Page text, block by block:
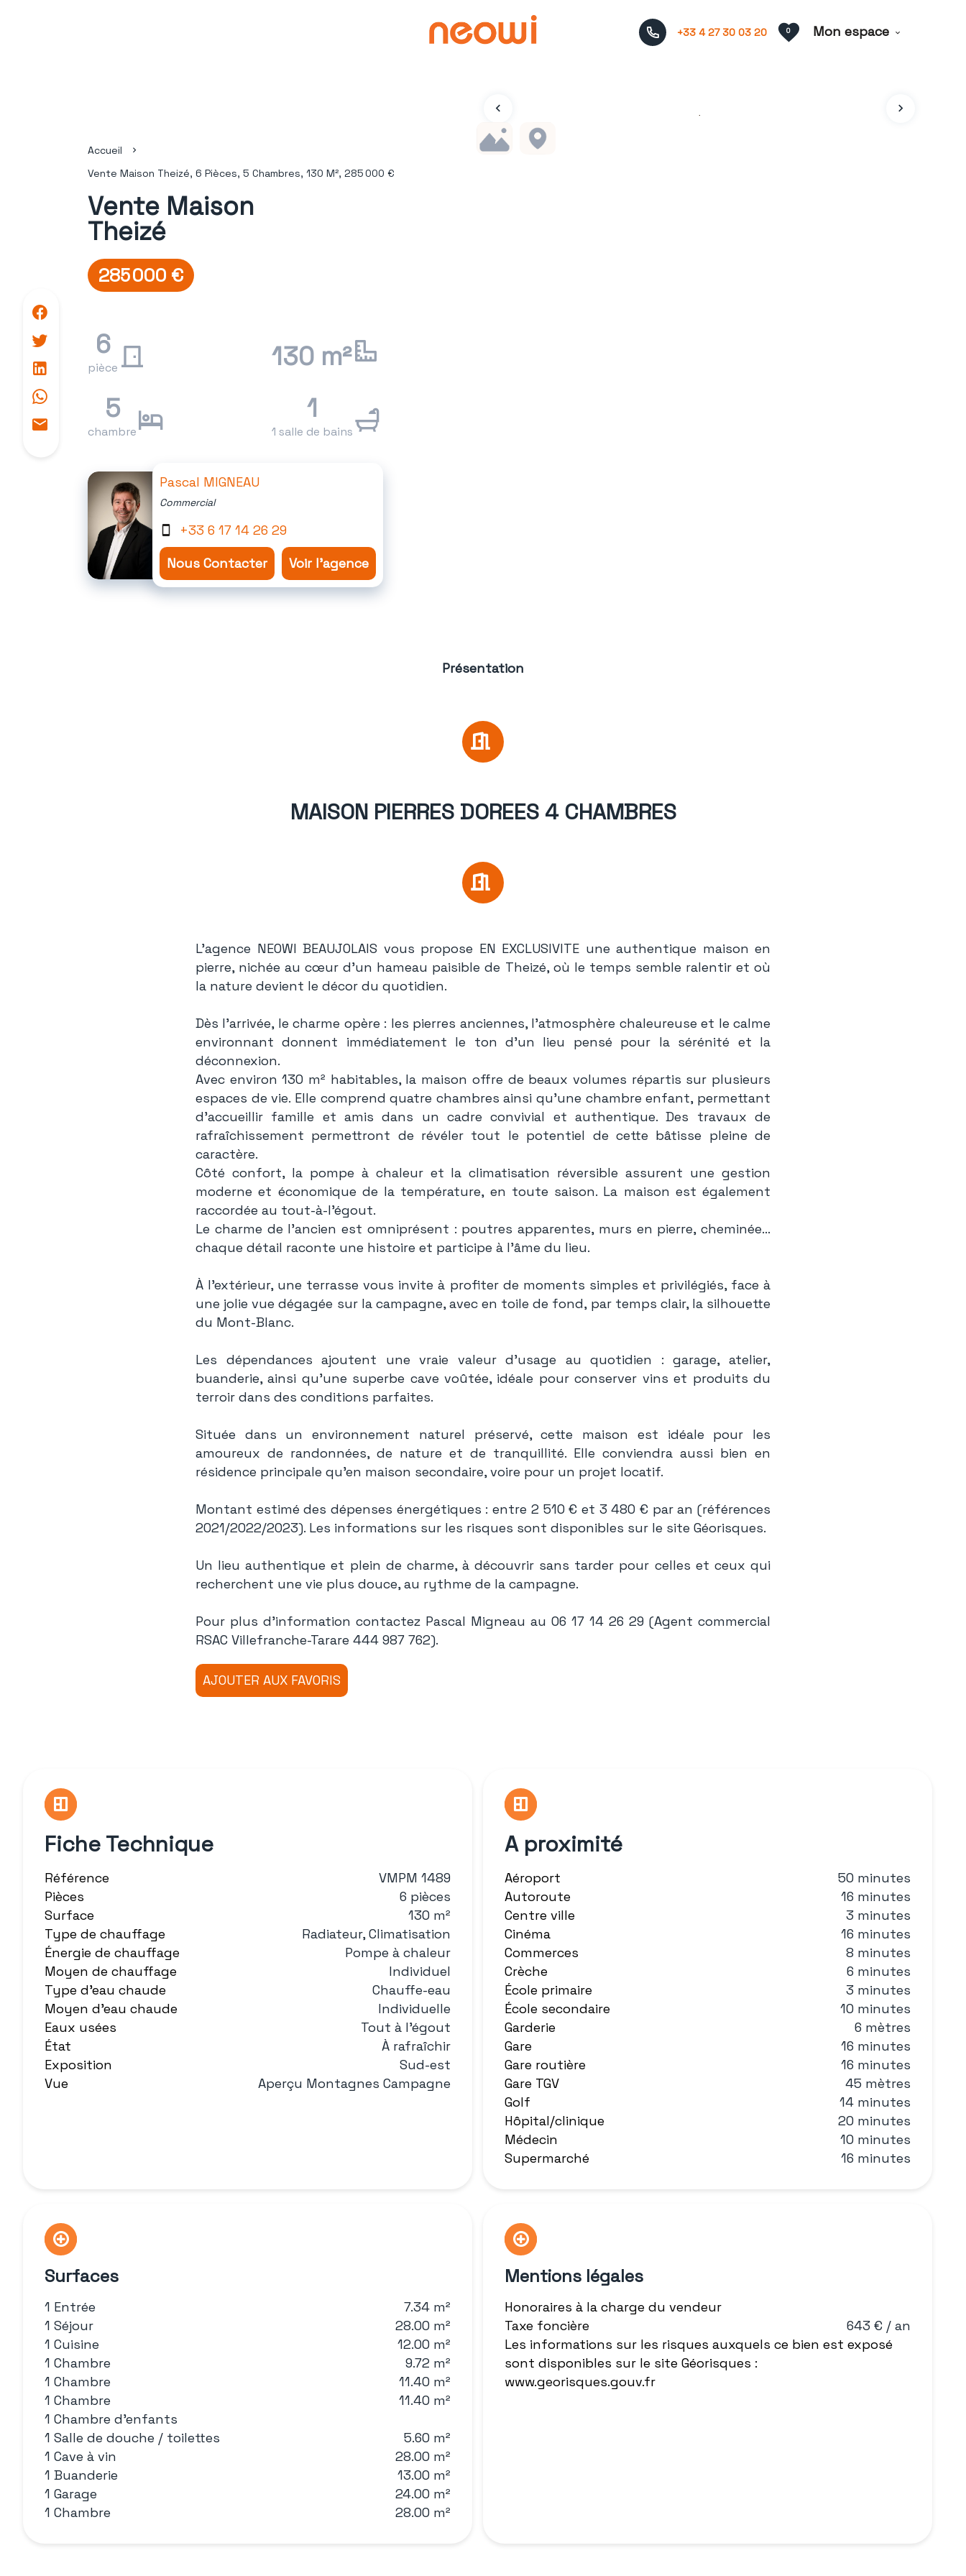
+33 4 27 30 03 20 0 Mon espace
Accueil
Vente Maison Theizé, 6 Pièces, 5 Chambres, 130 M², 285 000 €
Vente Maison
Theizé
285 000 €
6
pièce
130 m²
5
chambre
1
1 salle de bains
Pascal MIGNEAU
Commercial
+33 6 17 14 26 29
Nous Contacter
Voir l'agence
Présentation
MAISON PIERRES DOREES 4 CHAMBRES
L’agence NEOWI BEAUJOLAIS vous propose EN EXCLUSIVITE une authentique maison en
pierre, nichée au cœur d’un hameau paisible de Theizé, où le temps semble ralentir et où
la nature devient le décor du quotidien.
Dès l’arrivée, le charme opère : les pierres anciennes, l’atmosphère chaleureuse et le calme
environnant donnent immédiatement le ton d’un lieu pensé pour la sérénité et la
déconnexion.
Avec environ 130 m² habitables, la maison offre de beaux volumes répartis sur plusieurs
espaces de vie. Elle comprend quatre chambres ainsi qu’une chambre enfant, permettant
d’accueillir famille et amis dans un cadre convivial et authentique. Des travaux de
rafraîchissement permettront de révéler tout le potentiel de cette bâtisse pleine de
caractère.
Côté confort, la pompe à chaleur et la climatisation réversible assurent une gestion
moderne et économique de la température, en toute saison. La maison est également
raccordée au tout-à-l’égout.
Le charme de l’ancien est omniprésent : poutres apparentes, murs en pierre, cheminée…
chaque détail raconte une histoire et participe à l’âme du lieu.
À l’extérieur, une terrasse vous invite à profiter de moments simples et privilégiés, face à
une jolie vue dégagée sur la campagne, avec en toile de fond, par temps clair, la silhouette
du Mont-Blanc.
Les dépendances ajoutent une vraie valeur d’usage au quotidien : garage, atelier,
buanderie, ainsi qu’une superbe cave voûtée, idéale pour conserver vins et produits du
terroir dans des conditions parfaites.
Située dans un environnement naturel préservé, cette maison est idéale pour les
amoureux de randonnées, de nature et de tranquillité. Elle conviendra aussi bien en
résidence principale qu’en maison secondaire, voire pour un projet locatif.
Montant estimé des dépenses énergétiques : entre 2 510 € et 3 480 € par an (références
2021/2022/2023). Les informations sur les risques sont disponibles sur le site Géorisques.
Un lieu authentique et plein de charme, à découvrir sans tarder pour celles et ceux qui
recherchent une vie plus douce, au rythme de la campagne.
Pour plus d'information contactez Pascal Migneau au 06 17 14 26 29 (Agent commercial
RSAC Villefranche-Tarare 444 987 762).
Fiche Technique
Référence
VMPM 1489
Pièces
6 pièces
Surface
130 m²
Type de chauffage
Radiateur, Climatisation
Énergie de chauffage
Pompe à chaleur
Moyen de chauffage
Individuel
Type d'eau chaude
Chauffe-eau
Moyen d'eau chaude
Individuelle
Eaux usées
Tout à l'égout
État
À rafraîchir
Exposition
Sud-est
Vue
Aperçu Montagnes Campagne
A proximité
Aéroport
50 minutes
Autoroute
16 minutes
Centre ville
3 minutes
Cinéma
16 minutes
Commerces
8 minutes
Crèche
6 minutes
École primaire
3 minutes
École secondaire
10 minutes
Garderie
6 mètres
Gare
16 minutes
Gare routière
16 minutes
Gare TGV
45 mètres
Golf
14 minutes
Hôpital/clinique
20 minutes
Médecin
10 minutes
Supermarché
16 minutes
Surfaces
1 Entrée
7.34 m²
1 Séjour
28.00 m²
1 Cuisine
12.00 m²
1 Chambre
9.72 m²
1 Chambre
11.40 m²
1 Chambre
11.40 m²
1 Chambre d'enfants
1 Salle de douche / toilettes
5.60 m²
1 Cave à vin
28.00 m²
1 Buanderie
13.00 m²
1 Garage
24.00 m²
1 Chambre
28.00 m²
Mentions légales
Honoraires à la charge du vendeur
Taxe foncière
643 € / an
Les informations sur les risques auxquels ce bien est exposé
sont disponibles sur le site Géorisques :
www.georisques.gouv.fr